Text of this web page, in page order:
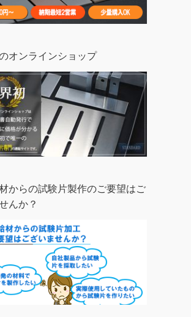
オンラインショップ
からの試験片製作のご要望はご
んか？